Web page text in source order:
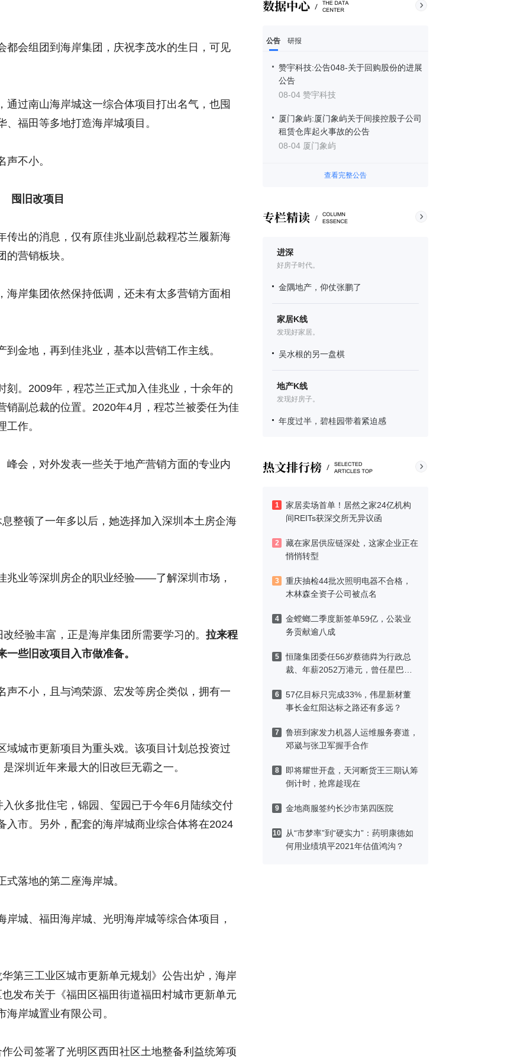
公告 研报
赞宇科技:公告048-关于回购股份的进展
公告
08-04 赞宇科技
厦门象屿:厦门象屿关于间接控股子公司
租赁仓库起火事故的公告
08-04 厦门象屿
查看完整公告
进深
好房子时代。
金隅地产，仰仗张鹏了
家居K线
发现好家居。
吴水根的另一盘棋
地产K线
发现好房子。
年度过半，碧桂园带着紧迫感
1
家居卖场首单！居然之家24亿机构
间REITs获深交所无异议函
2
藏在家居供应链深处，这家企业正在
悄悄转型
3
重庆抽检44批次照明电器不合格，
木林森全资子公司被点名
4
金螳螂二季度新签单59亿，公装业
务贡献逾八成
5
恒隆集团委任56岁蔡德粦为行政总
裁、年薪2052万港元，曾任星巴克
6
57亿目标只完成33%，伟星新材董
事长金红阳达标之路还有多远？
7
鲁班到家发力机器人运维服务赛道，
邓崴与张卫军握手合作
8
即将耀世开盘，天河断货王三期认筹
倒计时，抢席趁现在
9 金地商服签约长沙市第四医院
10
从“市梦率”到“硬实力”：药明康德如
何用业绩填平2021年估值鸿沟？
都会组团到海岸集团，庆祝李茂水的生日，可见
通过南山海岸城这一综合体项目打出名气，也囤
福田等多地打造海岸城项目。
不小。
囤旧改项目
传出的消息，仅有原佳兆业副总裁程芯兰履新海
营销板块。
海岸集团依然保持低调，还未有太多营销方面相
金地，再到佳兆业，基本以营销工作主线。
刻。2009年，程芯兰正式加入佳兆业，十余年的
销副总裁的位置。2020年4月，程芯兰被委任为佳
作。
峰会，对外发表一些关于地产营销方面的专业内
整顿了一年多以后，她选择加入深圳本土房企海
兆业等深圳房企的职业经验——了解深圳市场，
经验丰富，正是海岸集团所需要学习的。 拉来程
些旧改项目入市做准备。
声不小，且与鸿荣源、宏发等房企类似，拥有一
域城市更新项目为重头戏。该项目计划总投资过
深圳近年来最大的旧改巨无霸之一。
伙多批住宅，锦园、玺园已于今年6月陆续交付
入市。另外，配套的海岸城商业综合体将在2024
落地的第二座海岸城。
城、福田海岸城、光明海岸城等综合体项目，
第三工业区城市更新单元规划》公告出炉，海岸
发布关于《福田区福田街道福田村城市更新单元
岸城置业有限公司。
公司签署了光明区西田社区土地整备利益统筹项